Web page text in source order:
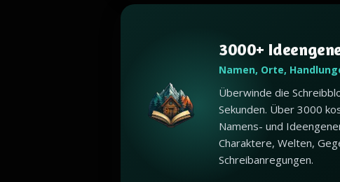
3000+
Namen, Orte,
Überwinde die
Sekunden. Über 3000
Namens- und
Charaktere, Welten,
Schreibanregungen.